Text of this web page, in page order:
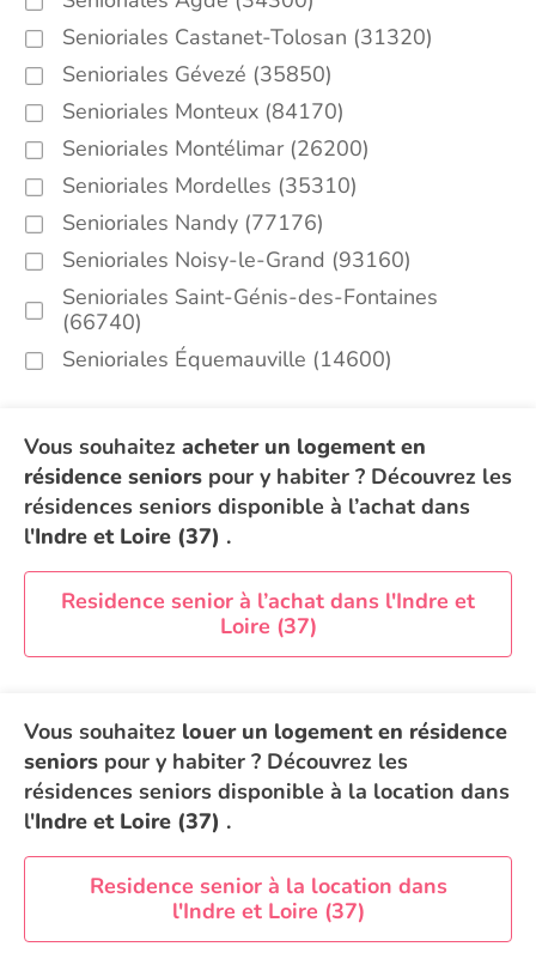
Senioriales Castanet-Tolosan (31320)
Senioriales Gévezé (35850)
Senioriales Monteux (84170)
Senioriales Montélimar (26200)
Senioriales Mordelles (35310)
Senioriales Nandy (77176)
Senioriales Noisy-le-Grand (93160)
Senioriales Saint-Génis-des-Fontaines
(66740)
Senioriales Équemauville (14600)
Vous souhaitez acheter un logement en
résidence seniors pour y habiter ? Découvrez les
résidences seniors disponible à l’achat dans
l'Indre et Loire (37) .
Residence senior à l’achat dans l'Indre et
Loire (37)
Vous souhaitez louer un logement en résidence
seniors pour y habiter ? Découvrez les
résidences seniors disponible à la location dans
l'Indre et Loire (37) .
Residence senior à la location dans
l'Indre et Loire (37)